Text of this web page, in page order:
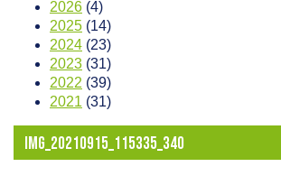
2026 (4)
2025 (14)
2024 (23)
2023 (31)
2022 (39)
2021 (31)
IMG_20210915_115335_340